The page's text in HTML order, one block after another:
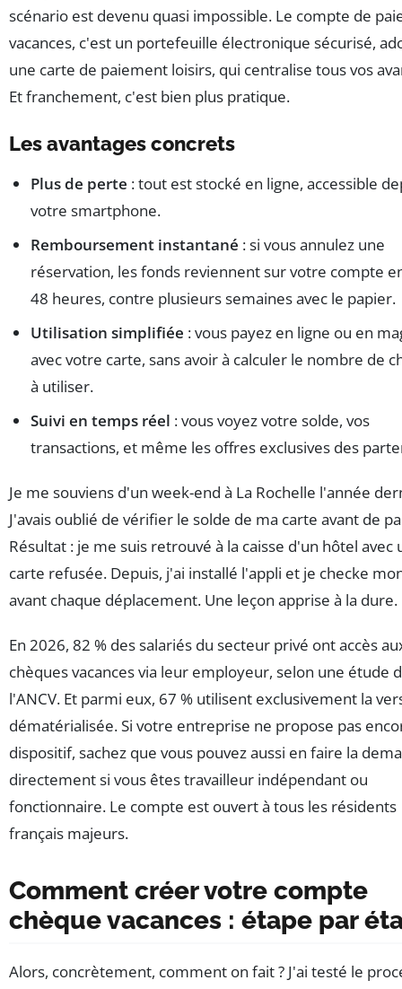
scénario est devenu quasi impossible. Le compte de
vacances, c'est un portefeuille électronique sécurisé,
une carte de paiement loisirs, qui centralise tous vos
Et franchement, c'est bien plus pratique.
Les avantages concrets
Plus de perte : tout est stocké en ligne, accessible
votre smartphone.
Remboursement instantané : si vous annulez une
réservation, les fonds reviennent sur votre compte
48 heures, contre plusieurs semaines avec le papier.
Utilisation simplifiée : vous payez en ligne ou en
avec votre carte, sans avoir à calculer le nombre de
à utiliser.
Suivi en temps réel : vous voyez votre solde, vos
transactions, et même les offres exclusives des
Je me souviens d'un week-end à La Rochelle l'année
J'avais oublié de vérifier le solde de ma carte avant de
Résultat : je me suis retrouvé à la caisse d'un hôtel avec
carte refusée. Depuis, j'ai installé l'appli et je checke
avant chaque déplacement. Une leçon apprise à la dure.
En 2026, 82 % des salariés du secteur privé ont accès
chèques vacances via leur employeur, selon une étude
l'ANCV. Et parmi eux, 67 % utilisent exclusivement la
dématérialisée. Si votre entreprise ne propose pas
dispositif, sachez que vous pouvez aussi en faire la
directement si vous êtes travailleur indépendant ou
fonctionnaire. Le compte est ouvert à tous les résidents
français majeurs.
Comment créer votre compte
chèque vacances : étape par
Alors, concrètement, comment on fait ? J'ai testé le